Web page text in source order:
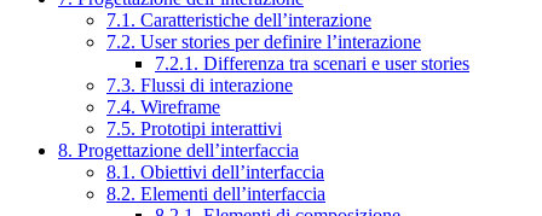
7.1. Caratteristiche dell’interazione
7.2. User stories per definire l’interazione
7.2.1. Differenza tra scenari e user stories
7.3. Flussi di interazione
7.4. Wireframe
7.5. Prototipi interattivi
8. Progettazione dell’interfaccia
8.1. Obiettivi dell’interfaccia
8.2. Elementi dell’interfaccia